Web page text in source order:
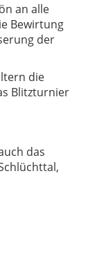
an alle
Bewirtung
der
die
Blitzturnier
das